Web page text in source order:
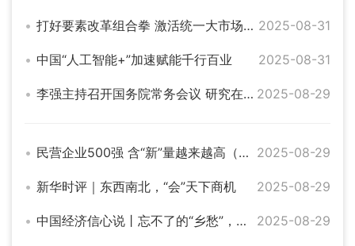
打好要素改革组合拳 激活统一大市场新动能 2025-08-31
中国“人工智能+”加速赋能千行百业 2025-08-31
李强主持召开国务院常务会议 研究在全国部分地区实施要素市场化配置综合改革试点工作等 2025-08-29
民营企业500强 含“新”量越来越高（经济聚焦） 2025-08-29
新华时评｜东西南北，“会”天下商机 2025-08-29
中国经济信心说丨忘不了的“乡愁”，如何成乡村振兴“流量担当” 2025-08-29